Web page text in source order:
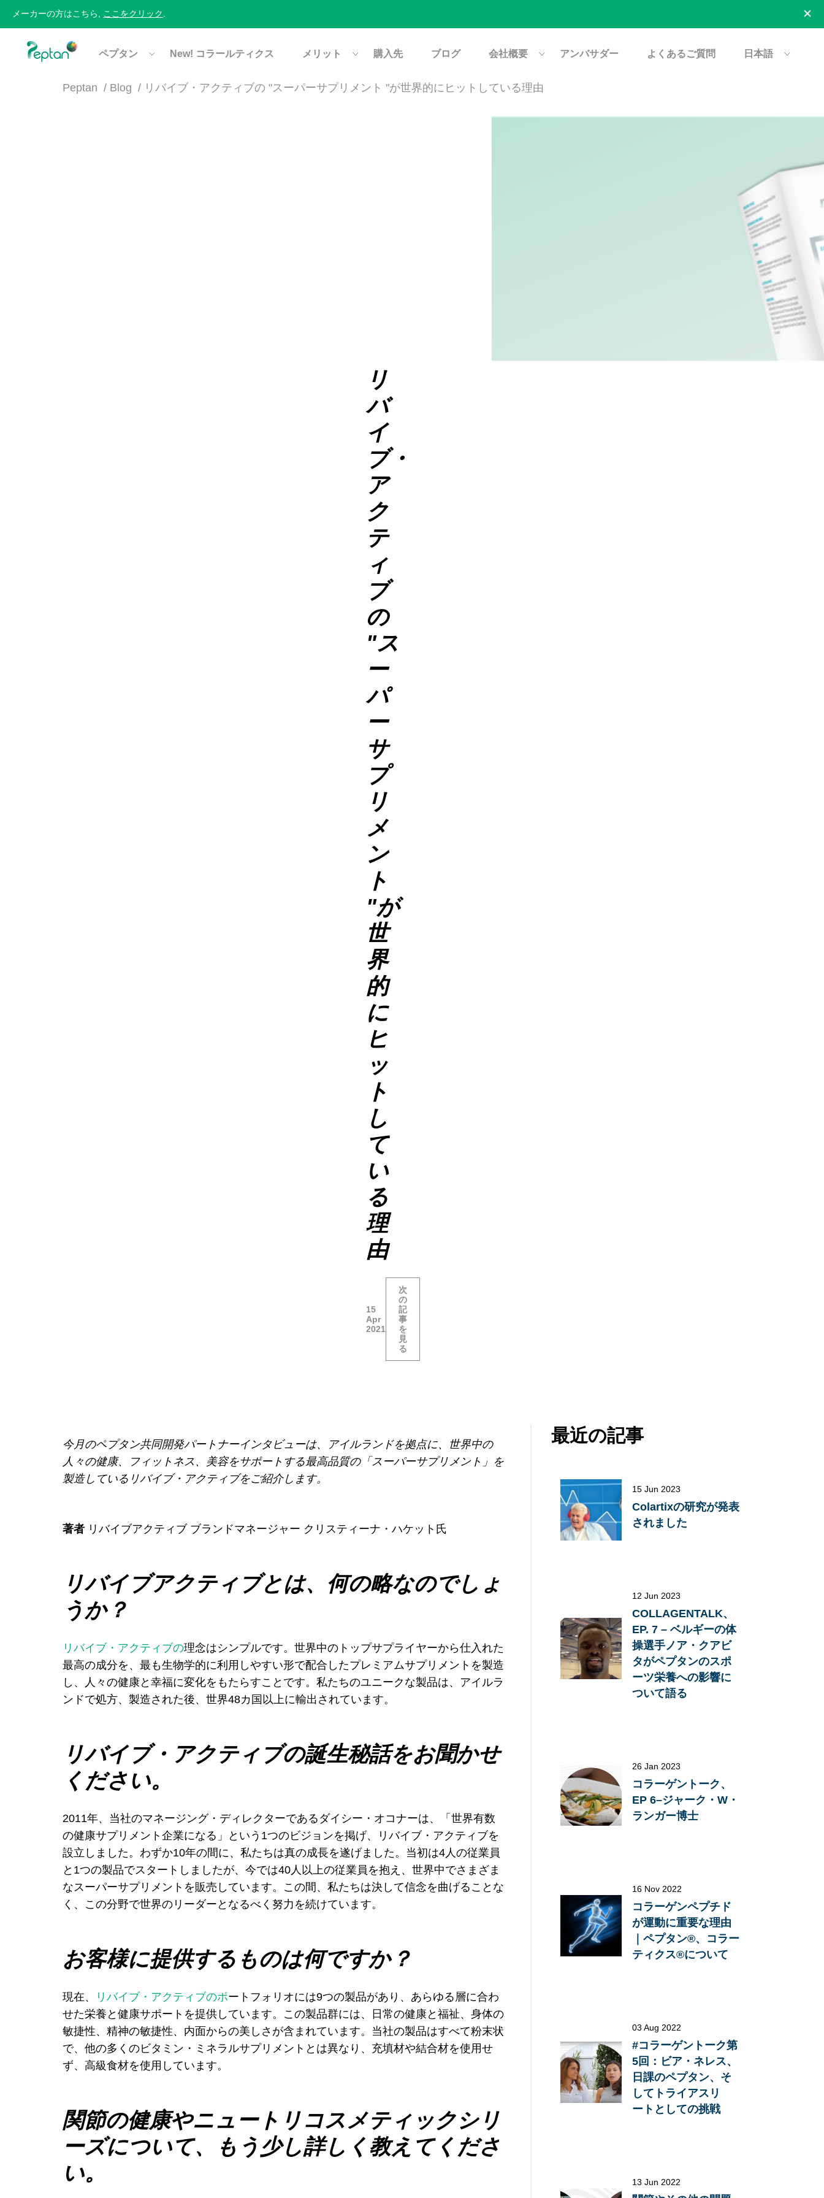
メーカーの方はこちら, ここをクリック
ペプタン New! コラールティクス メリット 購入先 ブログ 会社概要 アンバサダー よくあるご質問 日本語
Peptan Blog リバイブ・アクティブの "スーパーサプリメント "が世界的にヒットしている理由
リ
バ
イ
ブ・
ア
ク
テ
ィ
ブ
の
"ス
ー
パ
ー
サ
プ
リ
メ
ン
ト
"が
世
界
的
に
ヒ
ッ
ト
し
て
い
る
理
由
15
Apr
2021
次
の
記
事
を
見
る
今月のペプタン共同開発パートナーインタビューは、アイルランドを拠点に、世界中の
人々の健康、フィットネス、美容をサポートする最高品質の「スーパーサプリメント」を
製造しているリバイブ・アクティブをご紹介します。
著者 リバイブアクティブ ブランドマネージャー クリスティーナ・ハケット氏
リバイブアクティブとは、何の略なのでしょ
うか？
リバイブ・アクティブの理念はシンプルです。世界中のトップサプライヤーから仕入れた
最高の成分を、最も生物学的に利用しやすい形で配合したプレミアムサプリメントを製造
し、人々の健康と幸福に変化をもたらすことです。私たちのユニークな製品は、アイルラ
ンドで処方、製造された後、世界48カ国以上に輸出されています。
リバイブ・アクティブの誕生秘話をお聞かせ
ください。
2011年、当社のマネージング・ディレクターであるダイシー・オコナーは、「世界有数
の健康サプリメント企業になる」という1つのビジョンを掲げ、リバイブ・アクティブを
設立しました。わずか10年の間に、私たちは真の成長を遂げました。当初は4人の従業員
と1つの製品でスタートしましたが、今では40人以上の従業員を抱え、世界中でさまざま
なスーパーサプリメントを販売しています。この間、私たちは決して信念を曲げることな
く、この分野で世界のリーダーとなるべく努力を続けています。
お客様に提供するものは何ですか？
現在、 リバイブ・アクティブのポートフォリオには9つの製品があり、あらゆる層に合わ
せた栄養と健康サポートを提供しています。この製品群には、日常の健康と福祉、身体の
敏捷性、精神の敏捷性、内面からの美しさが含まれています。当社の製品はすべて粉末状
で、他の多くのビタミン・ミネラルサプリメントとは異なり、充填材や結合材を使用せ
ず、高級食材を使用しています。
関節の健康やニュートリコスメティックシリ
ーズについて、もう少し詳しく教えてくださ
い。
最近の記事
15 Jun 2023
Colartixの研究が発表
されました
12 Jun 2023
COLLAGENTALK、
EP. 7 – ベルギーの体
操選手ノア・クアビ
タがペプタンのスポ
ーツ栄養への影響に
ついて語る
26 Jan 2023
コラーゲントーク、
EP 6–ジャーク・W・
ランガー博士
16 Nov 2022
コラーゲンペプチド
が運動に重要な理由
｜ペプタン®、コラー
ティクス®について
03 Aug 2022
#コラーゲントーク第
5回：ビア・ネレス、
日課のペプタン、そ
してトライアスリ
ートとしての挑戦
13 Jun 2022